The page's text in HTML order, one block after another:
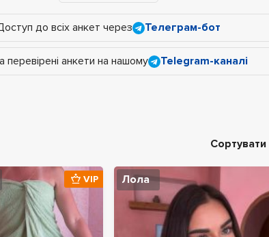
до всіх анкет через Телеграм-бот
перевірені анкети на нашому Telegram-каналі
Сортувати
VIP Лола